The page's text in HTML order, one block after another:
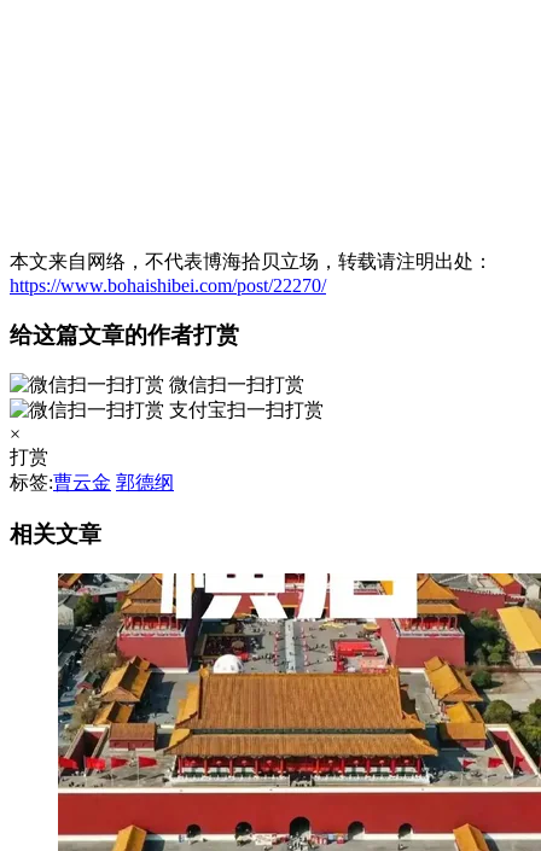
本文来自网络，不代表博海拾贝立场，转载请注明出处：
https://www.bohaishibei.com/post/22270/
给这篇文章的作者打赏
微信扫一扫打赏
支付宝扫一扫打赏
×
打赏
标签:曹云金 郭德纲
相关文章